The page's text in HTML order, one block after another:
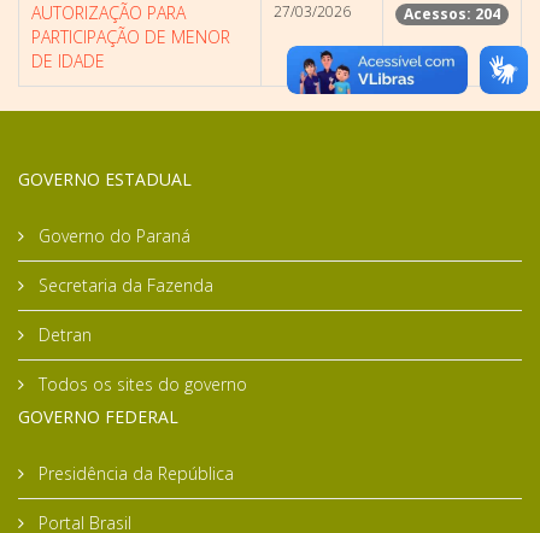
AUTORIZAÇÃO PARA
PARTICIPAÇÃO DE MENOR
DE IDADE
27/03/2026 Acessos: 204
GOVERNO ESTADUAL
Governo do Paraná
Secretaria da Fazenda
Detran
Todos os sites do governo
GOVERNO FEDERAL
Presidência da República
Portal Brasil